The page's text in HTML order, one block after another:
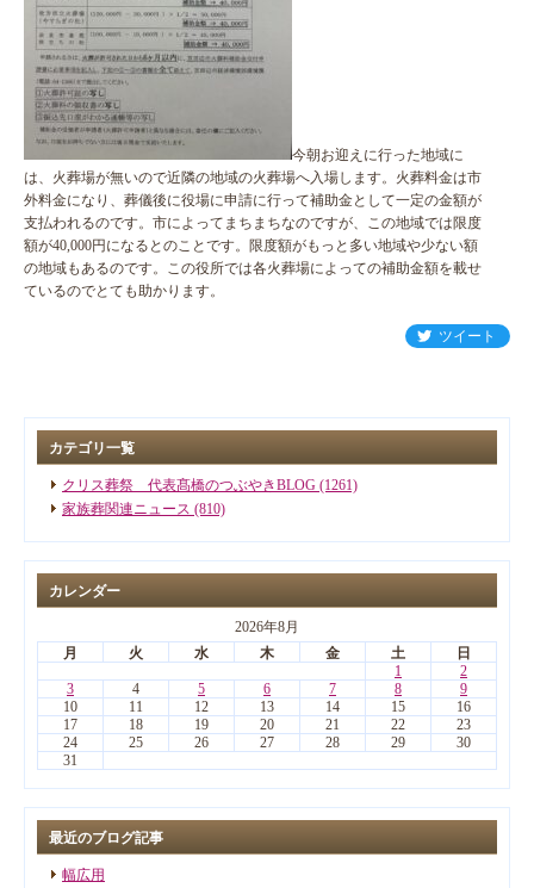
今朝お迎えに行った地域に
は、火葬場が無いので近隣の地域の火葬場へ入場します。火葬料金は市
外料金になり、葬儀後に役場に申請に行って補助金として一定の金額が
支払われるのです。市によってまちまちなのですが、この地域では限度
額が40,000円になるとのことです。限度額がもっと多い地域や少ない額
の地域もあるのです。この役所では各火葬場によっての補助金額を載せ
ているのでとても助かります。
ツイート
カテゴリ一覧
クリス葬祭 代表髙橋のつぶやきBLOG (1261)
家族葬関連ニュース (810)
カレンダー
2026年8月
月
火 水 木 金 土
日
1
2
3
4 5 6 7 8
9
10
11 12 13 14 15
16
17
18 19 20 21 22
23
24
25 26 27 28 29
30
31
最近のブログ記事
幅広用